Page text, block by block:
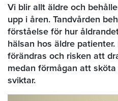
Vi blir allt äldre och
upp i åren. Tandvården
förståelse för hur
hälsan hos äldre
förändras och risken att
medan förmågan att
sviktar.